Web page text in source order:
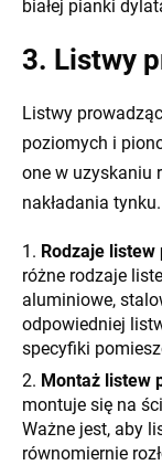
białej pianki
3. Listwy
Listwy
poziomych i
one w uzyskaniu
nakładania tynku.
Rodzaje
różne rodzaje
aluminiowe,
odpowiedniej
specyfiki
Montaż listew
montuje się na
Ważne jest, aby
równomiernie